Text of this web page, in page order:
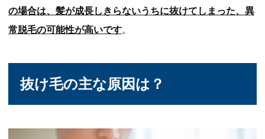
の場合は、髪が成長しきらないうちに抜けてしまった、異
常脱毛の可能性が高いです。
抜け毛の主な原因は？